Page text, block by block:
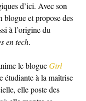
d’ici. Avec son
blogue et propose des
à l’origine du
en tech.
le blogue Girl
étudiante à la maîtrise
elle poste des